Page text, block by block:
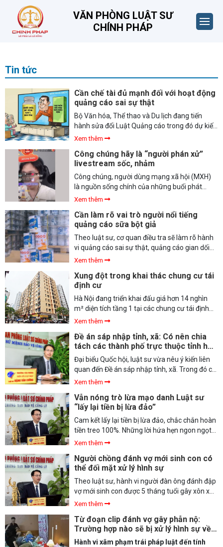
VĂN PHÒNG LUẬT SƯ
CHÍNH PHÁP
Tin tức
Cần chế tài đủ mạnh đối với hoạt động
quảng cáo sai sự thật
Bộ Văn hóa, Thể thao và Du lịch đang tiến
hành sửa đổi Luật Quảng cáo trong đó dự kiến
bổ sung một số điều cụ thể liên quan tới người
Xem thêm
Công chúng hãy là “người phán xử”
livestream sốc, nhảm
Công chúng, người dùng mạng xã hội (MXH)
là nguồn sống chính của những buổi phát
sóng trực tiếp (livestream) xoay quanh nội
kia đến chuyện dọa dẫm bóc phốt, đấu tố
nhau trên MXH thời gian vừa qua. Nhưng bằng
sự nghiêm khắc của mình, chính công chúng
sẽ là “người phán xử”, góp phần hiệu quả dẹp
“rác mạng”.
Xem thêm
Cần làm rõ vai trò người nổi tiếng
quảng cáo sữa bột giả
Theo luật sư, cơ quan điều tra sẽ làm rõ hành
vi quảng cáo sai sự thật, quảng cáo gian dối
và xử lý đối với những người tiếp tay cho các
Xem thêm
Xung đột trong khai thác chung cư tái
định cư
Hà Nội đang triển khai đấu giá hơn 14 nghìn
m² diện tích tầng 1 tại các chung cư tái định
cư. Câu chuyện hài hòa lợi ích kinh tế của nhà
bối cảnh trên địa bàn TP xảy ra nhiều xung đột
chung quanh vấn đề này.
Xem thêm
Đề án sáp nhập tỉnh, xã: Có nên chia
tách các thành phố trực thuộc tỉnh hay
không?
Đại biểu Quốc hội, luật sư vừa nêu ý kiến liên
quan đến Đề án sáp nhập tỉnh, xã. Trong đó có
nội dung liên quan đến việc có nên chia tách
Xem thêm
Vẫn nóng trò lừa mạo danh Luật sư
“lấy lại tiền bị lừa đảo”
Cam kết lấy lại tiền bị lừa đảo, chắc chắn hoàn
tiền treo 100%. Những lời hứa hẹn ngon ngọt
này đã khiến cho không ít nạn nhân từng sa
mang. Đây là thủ đoạn không mới nhưng do
tâm lý hoang mang, lo lắng và thiếu thông tin,
người dân vẫn dễ dàng “mắc câu” của các đối
tượng. Trong đó, việc mạo danh luật sư hỗ trợ
lấy lại tiền vẫn đang là kịch bản quen thuộc,
khắp các mạng xã hội.
Xem thêm
Người chồng đánh vợ mới sinh con có
thể đối mặt xử lý hình sự
Theo luật sư, hành vi người đàn ông đánh đập
vợ mới sinh con được 5 tháng tuổi gây xôn xao
dư luận vừa qua cần phải được xử lý nghiêm
Xem thêm
Từ đoạn clip đánh vợ gây phẫn nộ:
Trường hợp nào sẽ bị xử lý hình sự về
tội Cố ý gây thương tích?
Hành vi xâm phạm trái pháp luật đến tính